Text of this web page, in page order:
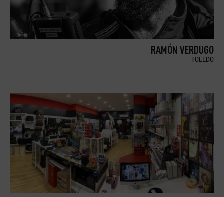
RAMÓN VERDUGO
TOLEDO